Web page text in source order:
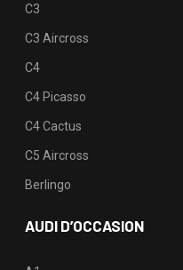
C3
C3 Aircross
C4
C4 Picasso
C4 Cactus
C5 Aircross
Berlingo
AUDI D’OCCASION